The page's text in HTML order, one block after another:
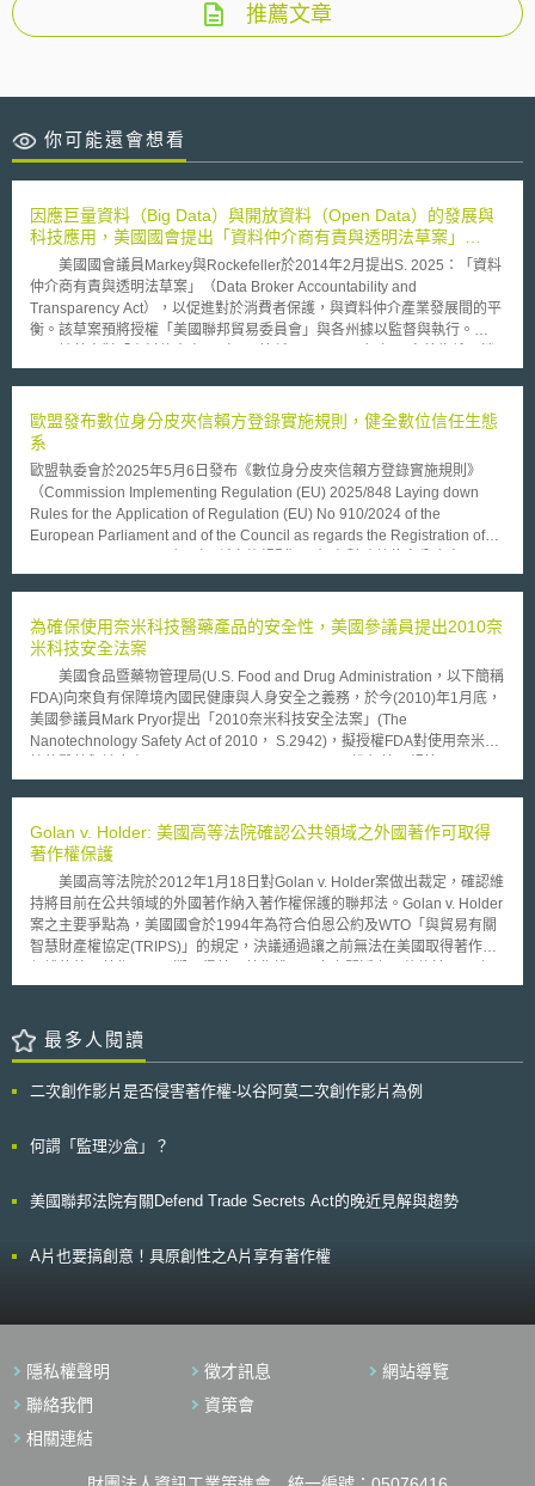
推薦文章
你可能還會想看
因應巨量資料（Big Data）與開放資料（Open Data）的發展與
科技應用，美國國會提出「資料仲介商有責與透明法草案」
（Data Broker Accountability and Transparency Act）
美國國會議員Markey與Rockefeller於2014年2月提出S. 2025：「資料
仲介商有責與透明法草案」（Data Broker Accountability and
Transparency Act），以促進對於消費者保護，與資料仲介產業發展間的平
衡。該草案預將授權「美國聯邦貿易委員會」與各州據以監督與執行。
售、提供第三方近用為目的，而蒐集、組合或維護非其客戶或員工之個人相
陳述或聲明的方式（包括提供明知或應知悉為偽造、假造、虛構、或詐欺性
陳述或聲明的文件予以他人），自資料當事人取得或使其揭露個人相關資
供資料當事人進行下列事項： 1.檢視與確認其個人相關資料（除非為辨識個
人為目的的姓名或住址）正確性（但有其他排除規定）。 2.更正「公共紀錄
資訊」（Public Record Information）與「非公共資訊」（Non-public
Information） 3.表達其個人相關資料被使用的時機與偏好。例如在符合一定
Broker所持有的資料，並得要求其於刪除提出後10天內永久刪除；當資料一
經刪除，該Data Broker不得再行轉發或是將其資料販售給第三人。加州參
議院並提案，該法案通過後將涵蓋適用至2015年1月1日所蒐集的資料，且
個人於Data Broker每次違反時得提出$1,000美元的損害賠償訴訟（律師費
外加）。雖然該草案受到隱私權保護團體的支持，卻受到加州商會
（California Chamber of Commerce）與直銷聯盟（Direct Marketing
Association）的反對。加州在Data Broker的立法規範上是否能超前聯邦的
進度，讓我們拭目以待吧。
歐盟發布數位身分皮夾信賴方登錄實施規則，健全數位信任生態
系
歐盟執委會於2025年5月6日發布《數位身分皮夾信賴方登錄實施規則》
（Commission Implementing Regulation (EU) 2025/848 Laying down
Rules for the Application of Regulation (EU) No 910/2024 of the
European Parliament and of the Council as regards the Registration of
（Digital Identity Wallet）用戶確保其身分資料傳輸至可信賴對象，且傳輸
資料庫：會員國應建置皮夾信賴方(wallet-relying party)登錄資料庫，並指
定登錄管理員負責管理及維運。 （2）訂定登錄政策及程序：會員國應訂定
所需配套文件及佐證資料、用以確認皮夾信賴方提供資訊正確之真實來源、
皮夾信賴方之救濟機制、驗證已註冊信賴方身分之規則及程序，並盡可能採
自動化流程。 （3）申請登錄所需資訊：皮夾信賴方申請登錄時應提供之資
訊，包括與官方身分紀錄一致之姓名或組織名稱、身分識別資料（如國民身
為公務機關等。 （4）簽發相關憑證：會員國應授權至少1家憑證機構簽發
皮夾信賴方存取憑證（access certificate），以確認皮夾信賴方之身分。會
員國另得授權憑證機構簽發皮夾信賴方登錄憑證（registration
certificate），以證明皮夾信賴方所取得之資料未超過預期用途。 （5）暫停
或取消登錄資格事由：若有登錄資訊不實、違反登錄政策、請求資料超過預
期用途等情事，將暫停或取消皮夾信賴方登錄資格。 （6）紀錄保存年限：
登錄及憑證簽發紀錄應保存10年。 此實施規則已於2025年5月27日生效，
將於2026年12月24日施行。
為確保使用奈米科技醫藥產品的安全性，美國參議員提出2010奈
米科技安全法案
美國食品暨藥物管理局(U.S. Food and Drug Administration，以下簡稱
FDA)向來負有保障境內國民健康與人身安全之義務，於今(2010)年1月底，
美國參議員Mark Pryor提出「2010奈米科技安全法案」(The
Nanotechnology Safety Act of 2010， S.2942)，擬授權FDA對使用奈米科
「2010奈米科技安全法案」規劃將在聯邦食品、藥物與化妝品管理法
技研究計畫」 (Nanotechnology Program)，透過設置研究計畫對FDA管轄
範圍內的產品展開調查，藉由研究進一步了解奈米材料對於生物體的作用與
等級劃分，建立以科學證據為基礎的資料庫，同時於內部單位設置奈米材料
專家以供諮詢，故為利於日後收集相關科學證據資料作為資料庫之用，協助
管理規範上可供參考與遵循之依據，FDA將研究與分析奈米材料係如何被人
體吸收，以及如何設計奈米材料使其得以運載對抗癌症之藥物以消除腫瘤，
費建立以科學證據為基礎的規範體系架構，確保以奈米材料為成分的醫藥健
康產品係安全有效，若無相關研究提供完善證據資料，將無從檢驗含有奈米
材料的醫藥健康產品，也將無從保障國民之健康安全，故未來期望此一法案
Golan v. Holder: 美國高等法院確認公共領域之外國著作可取得
著作權保護
美國高等法院於2012年1月18日對Golan v. Holder案做出裁定，確認維
持將目前在公共領域的外國著作納入著作權保護的聯邦法。Golan v. Holder
案之主要爭點為，美國國會於1994年為符合伯恩公約及WTO「與貿易有關
智慧財產權協定(TRIPS)」的規定，決議通過讓之前無法在美國取得著作權
至1989年之間在國外發表的著作在美國不再屬於公共領域，包括了許多經
師、電影檔案保管者及電影發行商等人士的不滿，因為他們將無法像之前一
樣無限制的使用這些著作。 美國聯邦地區法院於2009年曾判定認為恢
文第一條，但高等法院以6：2的多數意見認為，恢復公共領域的外國著作的
有者，這個裁定對電影與音樂業者可以說是場勝戰，但對Google建立電子
萬冊書籍的使用。
最多人閱讀
二次創作影片是否侵害著作權-以谷阿莫二次創作影片為例
何謂「監理沙盒」？
美國聯邦法院有關Defend Trade Secrets Act的晚近見解與趨勢
A片也要搞創意！具原創性之A片享有著作權
隱私權聲明 徵才訊息
網站導覽
聯絡我們
資策會
相關連結